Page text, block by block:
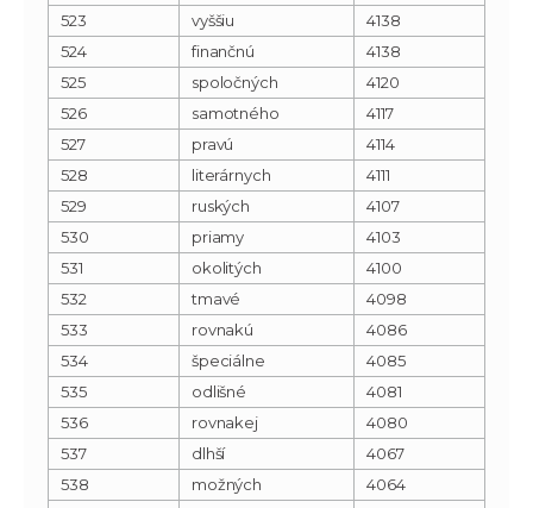
523
vyššiu
4138
524
finančnú
4138
525
spoločných
4120
526
samotného
4117
527
pravú
4114
528
literárnych
4111
529
ruských
4107
530
priamy
4103
531
okolitých
4100
532
tmavé
4098
533
rovnakú
4086
534
špeciálne
4085
535
odlišné
4081
536
rovnakej
4080
537
dlhší
4067
538
možných
4064